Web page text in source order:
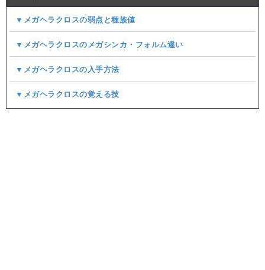
▼メガヘラクロスの弱点と種族値
▼メガヘラクロスのメガシンカ・フォルム違い
▼メガヘラクロスの入手方法
▼メガヘラクロスの覚える技